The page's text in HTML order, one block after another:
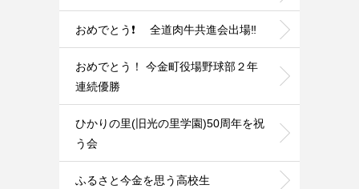
おめでとう❗ 全道肉牛共進会出場‼️
おめでとう！ 今金町役場野球部２年
連続優勝
ひかりの里(旧光の里学園)50周年を祝
う会
ふるさと今金を思う高校生